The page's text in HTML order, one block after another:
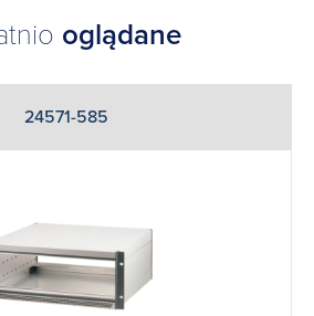
oglądane
24571-585